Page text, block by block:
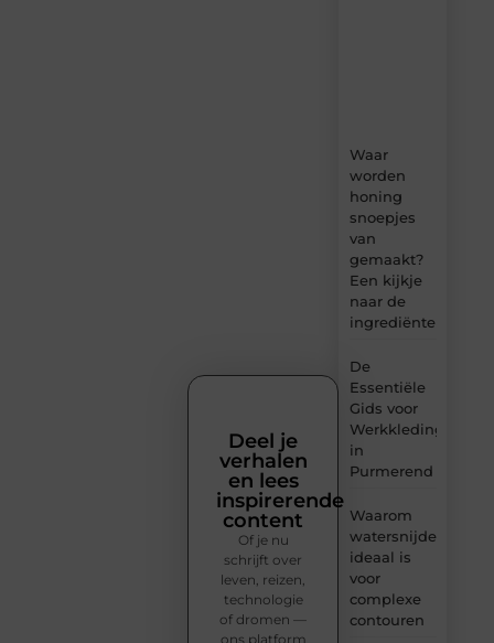
Waar
worden
honing
snoepjes
van
gemaakt?
Een kijkje
naar de
ingrediënten
De
Essentiële
Gids voor
Werkkleding
in
Purmerend
Waarom
watersnijden
ideaal is
voor
complexe
contouren
Deel je
verhalen
en lees
inspirerende
content
Of je nu
schrijft over
leven, reizen,
technologie
of dromen —
ons platform